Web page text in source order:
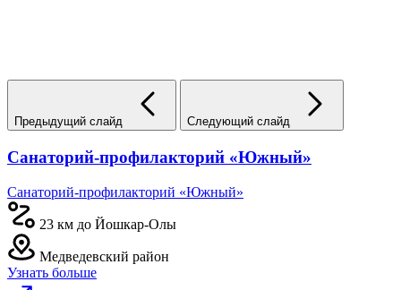
Предыдущий слайд Следующий слайд
Санаторий-профилакторий «Южный»
Санаторий-профилакторий «Южный»
23 км до Йошкар-Олы
Медведевский район
Узнать больше